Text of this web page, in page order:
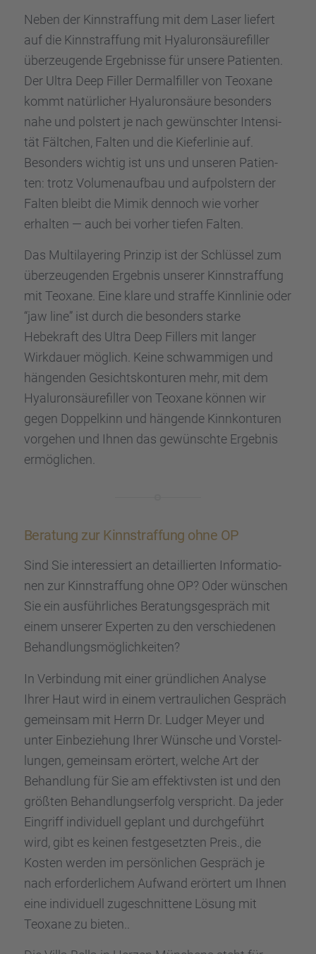
Neben der Kinnstraf­fung mit dem Laser liefert
auf die Kinnstraf­fung mit Hyalu­ron­säu­re­fil­ler
überzeu­gende Ergeb­nisse für unsere Patien­ten.
Der Ultra Deep Filler Dermal­fil­ler von Teoxane
kommt natür­li­cher Hyalu­ron­säure beson­ders
nahe und polstert je nach gewünsch­ter Inten­si­
tät Fältchen, Falten und die Kiefer­li­nie auf.
Beson­ders wichtig ist uns und unseren Patien­
ten: trotz Volumen­auf­bau und aufpols­tern der
Falten bleibt die Mimik dennoch wie vorher
erhal­ten — auch bei vorher tiefen Falten.
Das Multi­laye­ring Prinzip ist der Schlüs­sel zum
überzeu­gen­den Ergeb­nis unserer Kinnstraf­fung
mit Teoxane. Eine klare und straffe Kinnli­nie oder
“jaw line” ist durch die beson­ders starke
Hebekraft des Ultra Deep Fillers mit langer
Wirkdauer möglich. Keine schwam­mi­gen und
hängen­den Gesichts­kon­tu­ren mehr, mit dem
Hyalu­ron­säu­re­fil­ler von Teoxane können wir
gegen Doppel­kinn und hängende Kinnkon­tu­ren
vorge­hen und Ihnen das gewünschte Ergeb­nis
ermög­li­chen.
Beratung zur Kinnstraf­fung ohne OP
Sind Sie inter­es­siert an detail­lier­ten Infor­ma­tio­
nen zur Kinnstraf­fung ohne OP? Oder wünschen
Sie ein ausführ­li­ches Beratungs­ge­spräch mit
einem unserer Exper­ten zu den verschie­de­nen
Behand­lungs­mög­lich­kei­ten?
In Verbin­dung mit einer gründ­li­chen Analyse
Ihrer Haut wird in einem vertrau­li­chen Gespräch
gemein­sam mit Herrn Dr. Ludger Meyer und
unter Einbe­zie­hung Ihrer Wünsche und Vorstel­
lun­gen, gemein­sam erörtert, welche Art der
Behand­lung für Sie am effek­tivs­ten ist und den
größten Behand­lungs­er­folg verspricht. Da jeder
Eingriff indivi­du­ell geplant und durch­ge­führt
wird, gibt es keinen festge­setz­ten Preis., die
Kosten werden im persön­li­chen Gespräch je
nach erfor­der­li­chem Aufwand erörtert um Ihnen
eine indivi­du­ell zugeschnit­tene Lösung mit
Teoxane zu bieten..